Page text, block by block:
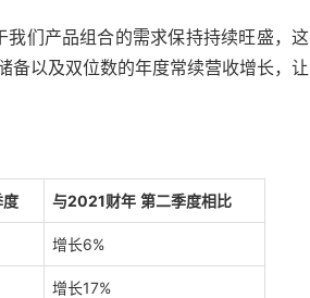
们产品组合的需求保持持续旺盛，这
备以及双位数的年度常续营收增长，让
度 与2021财年 第二季度相比
增长6%
增长17%